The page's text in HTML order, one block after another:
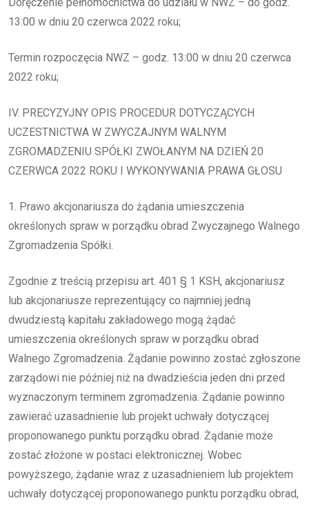
13:00 w dniu 20 czerwca 2022 roku;
Termin rozpoczęcia NWZ – godz. 13:00 w dniu 20 czerwca
2022 roku;
IV. PRECYZYJNY OPIS PROCEDUR DOTYCZĄCYCH
UCZESTNICTWA W ZWYCZAJNYM WALNYM
ZGROMADZENIU SPÓŁKI ZWOŁANYM NA DZIEŃ 20
CZERWCA 2022 ROKU I WYKONYWANIA PRAWA GŁOSU
1. Prawo akcjonariusza do żądania umieszczenia
określonych spraw w porządku obrad Zwyczajnego Walnego
Zgromadzenia Spółki.
Zgodnie z treścią przepisu art. 401 § 1 KSH, akcjonariusz
lub akcjonariusze reprezentujący co najmniej jedną
dwudziestą kapitału zakładowego mogą żądać
umieszczenia określonych spraw w porządku obrad
Walnego Zgromadzenia. Żądanie powinno zostać zgłoszone
zarządowi nie później niż na dwadzieścia jeden dni przed
wyznaczonym terminem zgromadzenia. Żądanie powinno
zawierać uzasadnienie lub projekt uchwały dotyczącej
proponowanego punktu porządku obrad. Żądanie może
zostać złożone w postaci elektronicznej. Wobec
powyższego, żądanie wraz z uzasadnieniem lub projektem
uchwały dotyczącej proponowanego punktu porządku obrad,